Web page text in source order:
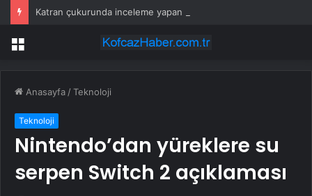
Menü
Anasayfa /Teknoloji
Teknoloji
Nintendo’dan yüreklere su
serpen Switch 2 açıklaması